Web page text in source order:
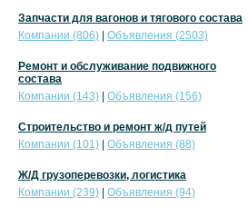
Запчасти для вагонов и тягового состава
Компании (806)
Объявления (2503)
Ремонт и обслуживание подвижного
состава
Компании (143)
Объявления (156)
Строительство и ремонт ж/д путей
Компании (101)
Объявления (88)
Ж/Д грузоперевозки, логистика
Компании (239)
Объявления (94)